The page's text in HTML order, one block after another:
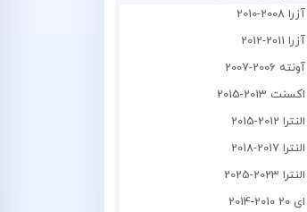
آزرا 2008-2010
آزرا 2011-2012
آونته 2006-2007
اکسنت 2013-2015
النترا 2012-2015
النترا 2017-2018
النترا 2023-2025
ای 20 2010-2014